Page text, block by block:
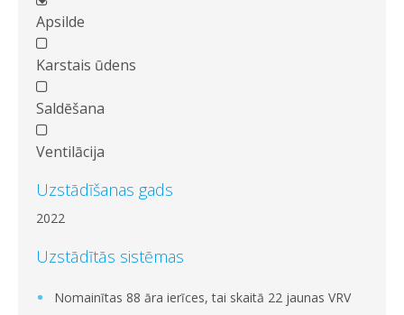
Apsilde
Karstais ūdens
Saldēšana
Ventilācija
Uzstādīšanas gads
2022
Uzstādītās sistēmas
Nomainītas 88 āra ierīces, tai skaitā 22 jaunas VRV